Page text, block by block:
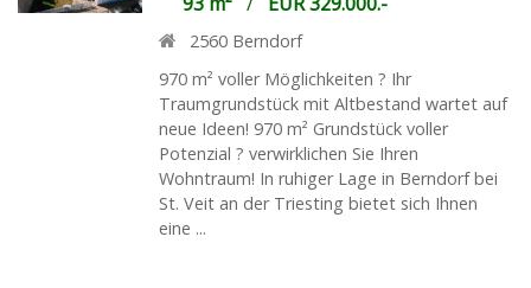
2560 Berndorf
970 m² voller Möglichkeiten ? Ihr
Traumgrundstück mit Altbestand wartet auf
neue Ideen! 970 m² Grundstück voller
Potenzial ? verwirklichen Sie Ihren
Wohntraum! In ruhiger Lage in Berndorf bei
St. Veit an der Triesting bietet sich Ihnen
eine ...